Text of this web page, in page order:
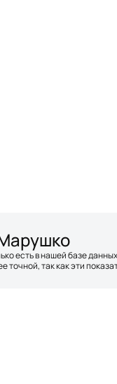
есть в нашей базе
так как эти